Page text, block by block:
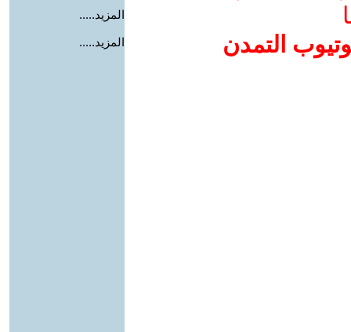
التمدن
المزيد.....
المزيد.....